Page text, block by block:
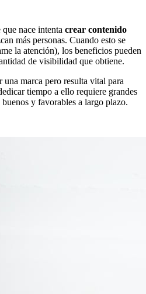
nace intenta crear contenido
más personas. Cuando esto se
la atención), los beneficios pueden
de visibilidad que obtiene.
marca pero resulta vital para
tiempo a ello requiere grandes
y favorables a largo plazo.